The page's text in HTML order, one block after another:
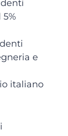
e
italiano